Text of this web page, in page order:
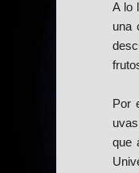
A lo
una
Por
que